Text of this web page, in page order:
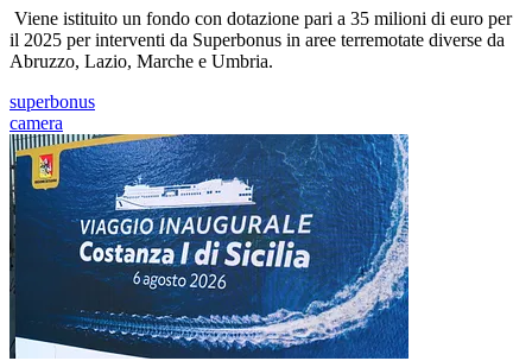
Viene istituito un fondo con dotazione pari a 35 milioni di euro per
il 2025 per interventi da Superbonus in aree terremotate diverse da
Abruzzo, Lazio, Marche e Umbria.
superbonus
camera